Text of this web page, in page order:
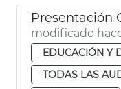
modificado
EDUCACIÓN Y
TODAS LAS